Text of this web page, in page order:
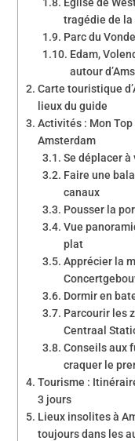
tragédie de
Parc du
Edam,
autour
Carte touristique
lieux du guide
Activités : Mon
Amsterdam
Se déplacer
Faire une
canaux
Pousser la
Vue
plat
Apprécier la
Dormir en
Parcourir les
Centraal
Conseils aux
craquer le
Tourisme :
3 jours
Lieux insolites à
toujours dans les